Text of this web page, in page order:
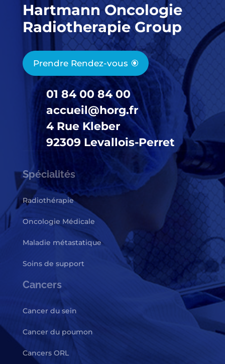
Hartmann Oncologie
Radiotherapie Group
Prendre Rendez-vous
01 84 00 84 00
accueil@horg.fr
4 Rue Kleber
92309 Levallois-Perret
Spécialités
Radiothérapie
Oncologie Médicale
Maladie métastatique
Soins de support
Cancers
Cancer du sein
Cancer du poumon
Cancers ORL